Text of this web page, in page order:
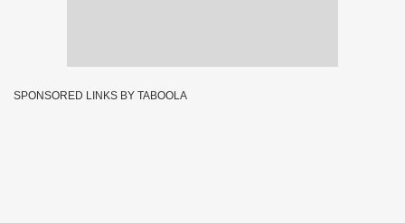
SPONSORED LINKS BY TABOOLA